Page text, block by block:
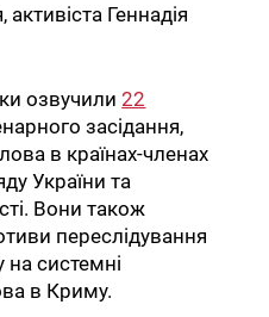
Геннадія
озвучили22
засідання,
в країнах-членах
України та
Вони також
переслідування
на системні
в Криму.